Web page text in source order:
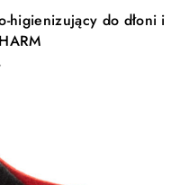
higienizujący do dłoni i